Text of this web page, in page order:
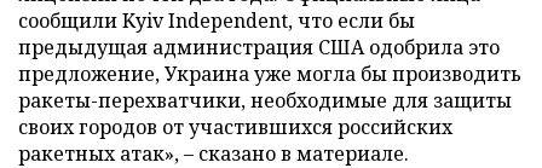
сообщили Kyiv Independent, что если бы
предыдущая администрация США одобрила это
предложение, Украина уже могла бы производить
ракеты-перехватчики, необходимые для защиты
своих городов от участившихся российских
ракетных атак», – сказано в материале.